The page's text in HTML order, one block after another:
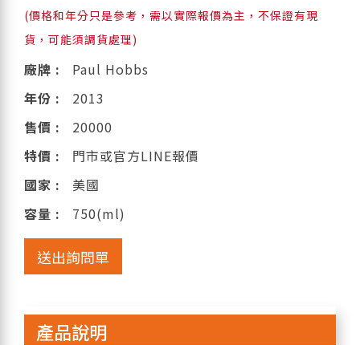
(價格和年分只是參考，需以實際報價為主，不保證有現
貨，可能須調貨處理)
廠牌 :
Paul Hobbs
年份 :
2013
售價 :
20000
特價 :
門市或官方LINE報價
國家 :
美國
容量 :
750(ml)
送出詢問單
產品說明